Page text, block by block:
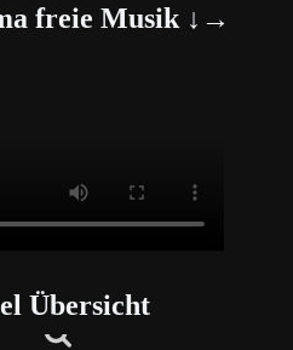
freie Musik ↓→
Übersicht